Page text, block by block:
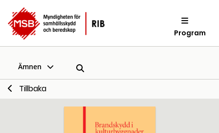
Program
Ämnen
Tillbaka